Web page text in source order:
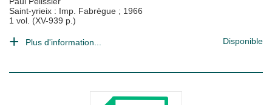
Saint-yrieix : Imp. Fabrègue ; 1966
1 vol. (XV-939 p.)
Plus d'information... Disponible